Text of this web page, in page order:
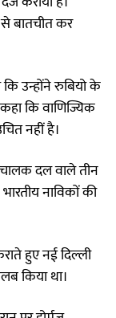
बातचीत कर
उन्होंने रुबियो के
कि वाणिज्यिक
नहीं है।
दल वाले तीन
नाविकों की
हुए नई दिल्ली
किया था।